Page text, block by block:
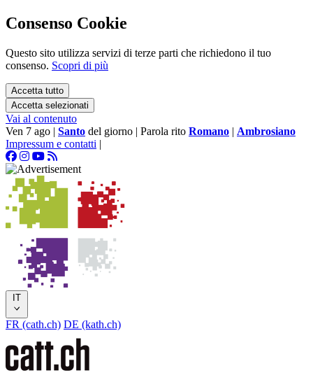
Consenso Cookie
Questo sito utilizza servizi di terze parti che richiedono il tuo
consenso. Scopri di più
Accetta tutto
Accetta selezionati
Vai al contenuto
Ven 7 ago | Santo del giorno | Parola rito Romano | Ambrosiano
Impressum e contatti |
IT
FR (cath.ch) DE (kath.ch)